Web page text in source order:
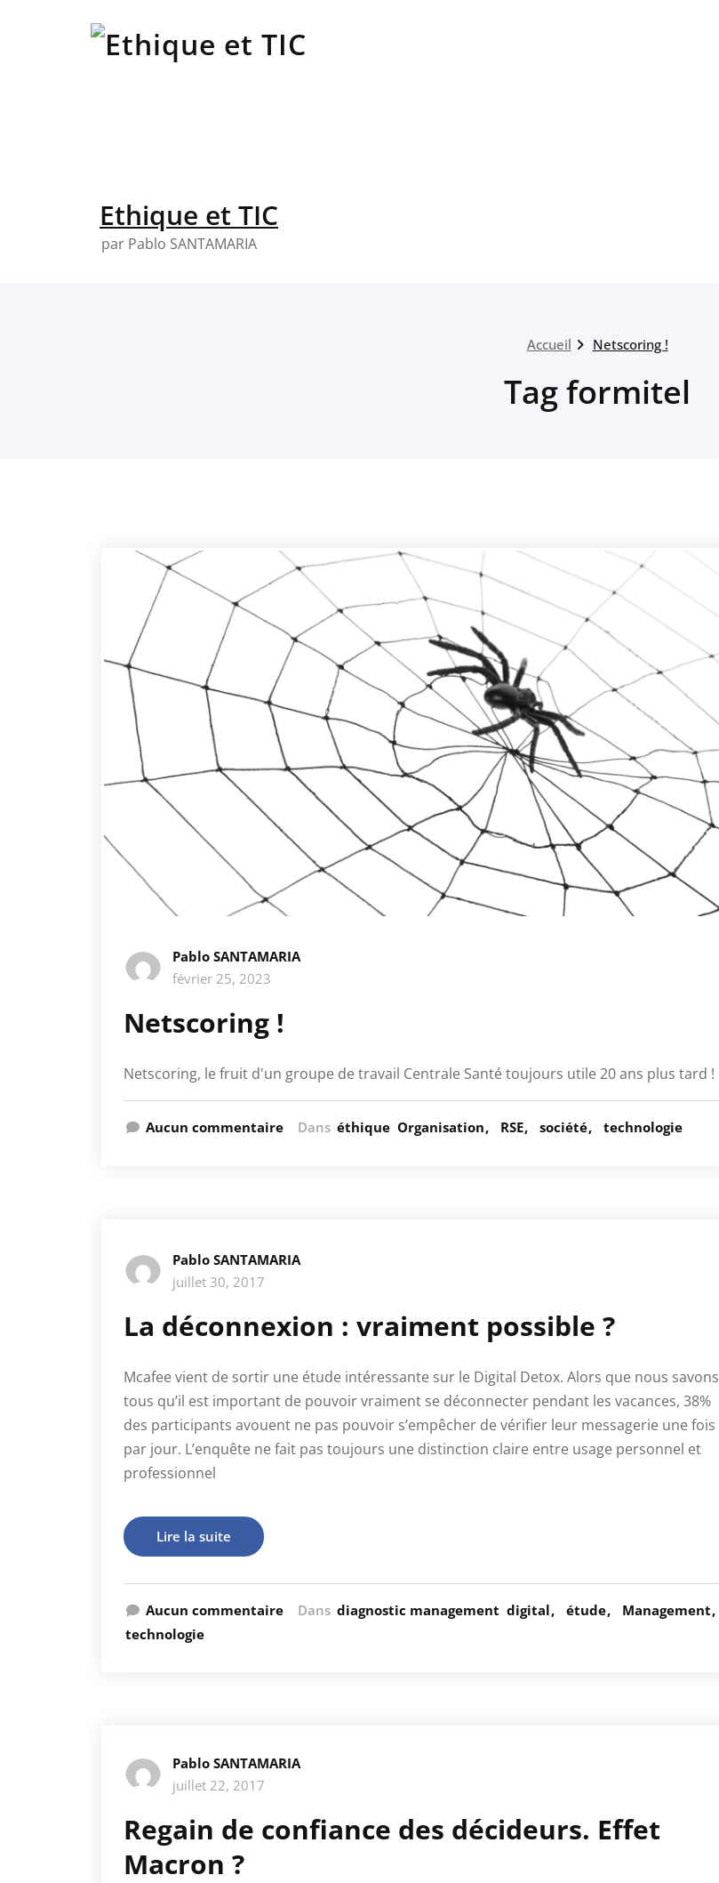
Ethique et TIC
par Pablo SANTAMARIA
Accueil Netscoring !
Tag formitel
Pablo SANTAMARIA
février 25, 2023
Netscoring !
Netscoring, le fruit d'un groupe de travail Centrale Santé toujours utile 20 ans plus tard !
Aucun commentaire Dans éthique Organisation RSE société technologie
Pablo SANTAMARIA
juillet 30, 2017
La déconnexion : vraiment possible ?
Mcafee vient de sortir une étude intéressante sur le Digital Detox. Alors que nous savons
tous qu’il est important de pouvoir vraiment se déconnecter pendant les vacances, 38%
des participants avouent ne pas pouvoir s’empêcher de vérifier leur messagerie une fois
par jour. L’enquête ne fait pas toujours une distinction claire entre usage personnel et
professionnel
Lire la suite
Aucun commentaire Dans diagnostic management digital étude
Management
technologie
Pablo SANTAMARIA
juillet 22, 2017
Regain de confiance des décideurs. Effet
Macron ?